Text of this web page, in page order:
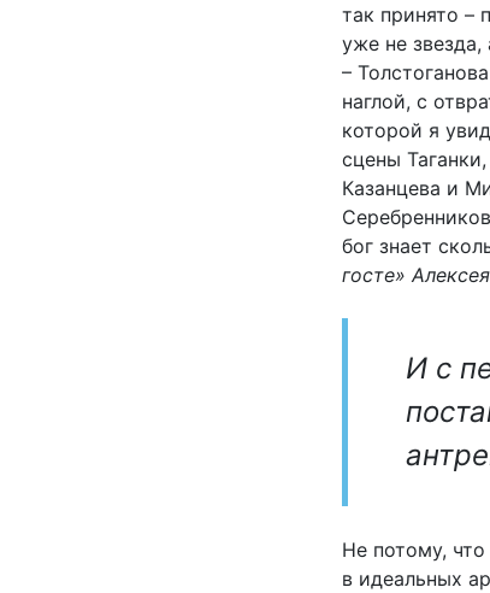
так принято –
уже не
–
наглой, с
которой я
сцены
Казанцева и
бог знает
госте»
И с
Не потому, что
в идеальных